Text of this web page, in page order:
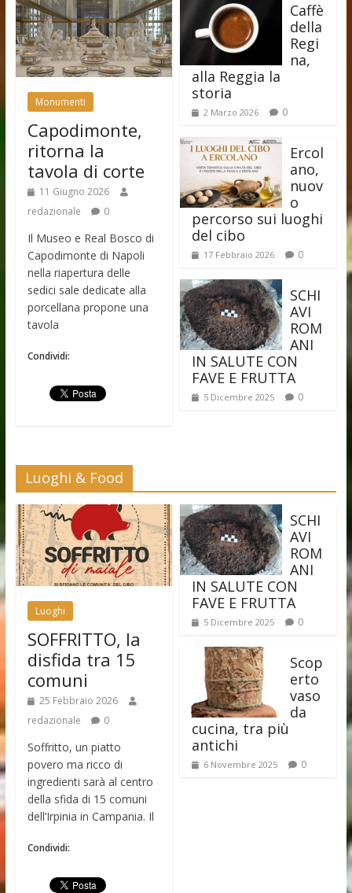
Monumenti
Capodimonte,
ritorna la
tavola di corte
11 Giugno 2026
redazionale
0
Il Museo e Real Bosco di
Capodimonte di Napoli
nella riapertura delle
sedici sale dedicate alla
porcellana propone una
tavola
Condividi:
Caffè
della
Regi
na,
alla Reggia la
storia
2 Marzo 2026 0
Ercol
ano,
nuov
o
percorso sui luoghi
del cibo
17 Febbraio 2026 0
SCHI
AVI
ROM
ANI
IN SALUTE CON
FAVE E FRUTTA
5 Dicembre 2025 0
Luoghi & Food
Luoghi
SOFFRITTO, la
disfida tra 15
comuni
25 Febbraio 2026
redazionale
0
Soffritto, un piatto
povero ma ricco di
ingredienti sarà al centro
della sfida di 15 comuni
dell’Irpinia in Campania. Il
Condividi:
SCHI
AVI
ROM
ANI
IN SALUTE CON
FAVE E FRUTTA
5 Dicembre 2025 0
Scop
erto
vaso
da
cucina, tra più
antichi
6 Novembre 2025 0